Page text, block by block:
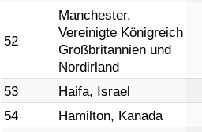
52
Manchester,
Vereinigte Königreich
Großbritannien und
Nordirland
53 Haifa, Israel
54
Hamilton, Kanada